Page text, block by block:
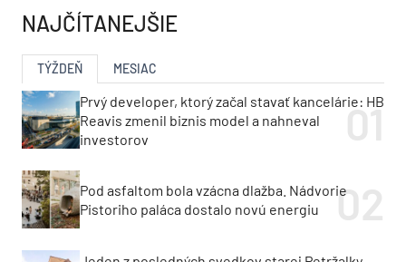
NAJČÍTANEJŠIE
TÝŽDEŇ MESIAC
Prvý developer, ktorý začal stavať kancelárie: HB
Reavis zmenil biznis model a nahneval
investorov
Pod asfaltom bola vzácna dlažba. Nádvorie
Pistoriho paláca dostalo novú energiu